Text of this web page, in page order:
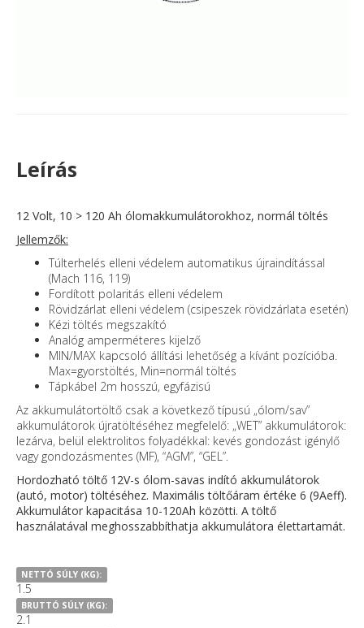
Leírás
12 Volt, 10 > 120 Ah ólomakkumulátorokhoz, normál töltés
Jellemzők:
Túlterhelés elleni védelem automatikus újraindítással
(Mach 116, 119)
Fordított polaritás elleni védelem
Rövidzárlat elleni védelem (csipeszek rövidzárlata esetén)
Kézi töltés megszakító
Analóg amperméteres kijelző
MIN/MAX kapcsoló állítási lehetőség a kívánt pozícióba.
Max=gyorstöltés, Min=normál töltés
Tápkábel 2m hosszú, egyfázisú
Az akkumulátortöltő csak a következő típusú „ólom/sav”
akkumulátorok újratöltéséhez megfelelő: „WET” akkumulátorok:
lezárva, belül elektrolitos folyadékkal: kevés gondozást igénylő
vagy gondozásmentes (MF), “AGM”, “GEL”.
Hordozható töltő 12V-s ólom-savas indító akkumulátorok
(autó, motor) töltéséhez. Maximális töltőáram értéke 6 (9Aeff).
Akkumulátor kapacitása 10-120Ah közötti. A töltő
használatával meghosszabbíthatja akkumulátora élettartamát.
NETTÓ SÚLY (KG):
1.5
BRUTTÓ SÚLY (KG):
2.1